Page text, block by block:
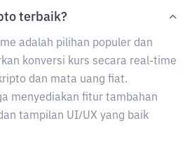
terbaik?
adalah pilihan populer dan
konversi kurs secara real-time
dan mata uang fiat.
menyediakan fitur tambahan
tampilan UI/UX yang baik